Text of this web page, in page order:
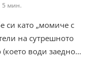
5 мин.
си като „момиче с
на сутрешното
(което води заедно…